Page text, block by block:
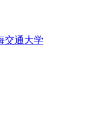
交通大学